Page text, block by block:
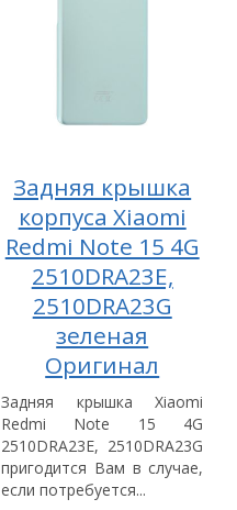
Задняя крышка
корпуса Xiaomi
Redmi Note 15 4G
2510DRA23E,
2510DRA23G
зеленая
Оригинал
Задняя крышка Xiaomi
Redmi Note 15 4G
2510DRA23E, 2510DRA23G
пригодится Вам в случае,
если потребуется...